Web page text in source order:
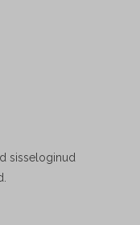
sisseloginud